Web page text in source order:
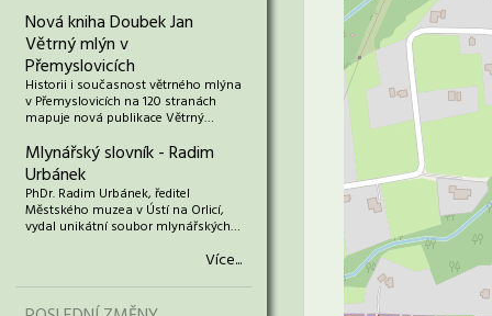
Nová kniha Doubek Jan
Větrný mlýn v
Přemyslovicích
Historii i současnost větrného mlýna
v Přemyslovicích na 120 stranách
mapuje nová publikace Větrný…
Mlynářský slovník - Radim
Urbánek
PhDr. Radim Urbánek, ředitel
Městského muzea v Ústí na Orlicí,
vydal unikátní soubor mlynářských…
Více...